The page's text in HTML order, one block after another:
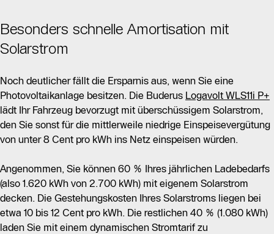
Besonders schnelle Amortisation mit
Solarstrom
Noch deutlicher fällt die Ersparnis aus, wenn Sie eine
Photovoltaikanlage besitzen. Die Buderus Logavolt WLS11i P+
lädt Ihr Fahrzeug bevorzugt mit überschüssigem Solarstrom,
den Sie sonst für die mittlerweile niedrige Einspeisevergütung
von unter 8 Cent pro kWh ins Netz einspeisen würden.
Angenommen, Sie können 60 % Ihres jährlichen Ladebedarfs
(also 1.620 kWh von 2.700 kWh) mit eigenem Solarstrom
decken. Die Gestehungskosten Ihres Solarstroms liegen bei
etwa 10 bis 12 Cent pro kWh. Die restlichen 40 % (1.080 kWh)
laden Sie mit einem dynamischen Stromtarif zu